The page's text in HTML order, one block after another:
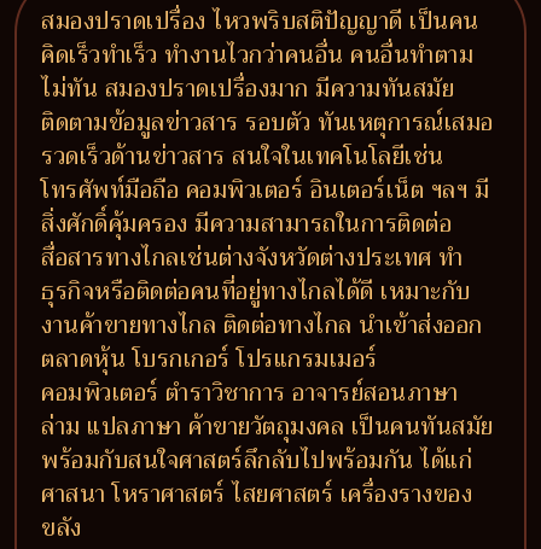
สมองปราดเปรื่อง ไหวพริบสติปัญญาดี เป็นคน
คิดเร็วทำเร็ว ทำงานไวกว่าคนอื่น คนอื่นทำตาม
ไม่ทัน สมองปราดเปรื่องมาก มีความทันสมัย
ติดตามข้อมูลข่าวสาร รอบตัว ทันเหตุการณ์เสมอ
รวดเร็วด้านข่าวสาร สนใจในเทคโนโลยีเช่น
โทรศัพท์มือถือ คอมพิวเตอร์ อินเตอร์เน็ต ฯลฯ มี
สิ่งศักดิ์คุ้มครอง มีความสามารถในการติดต่อ
สื่อสารทางไกลเช่นต่างจังหวัดต่างประเทศ ทำ
ธุรกิจหรือติดต่อคนที่อยู่ทางไกลได้ดี เหมาะกับ
งานค้าขายทางไกล ติดต่อทางไกล นำเข้าส่งออก
ตลาดหุ้น โบรกเกอร์ โปรแกรมเมอร์
คอมพิวเตอร์ ตำราวิชาการ อาจารย์สอนภาษา
ล่าม แปลภาษา ค้าขายวัตถุมงคล เป็นคนทันสมัย
พร้อมกับสนใจศาสตร์ลึกลับไปพร้อมกัน ได้แก่
ศาสนา โหราศาสตร์ ไสยศาสตร์ เครื่องรางของ
ขลัง